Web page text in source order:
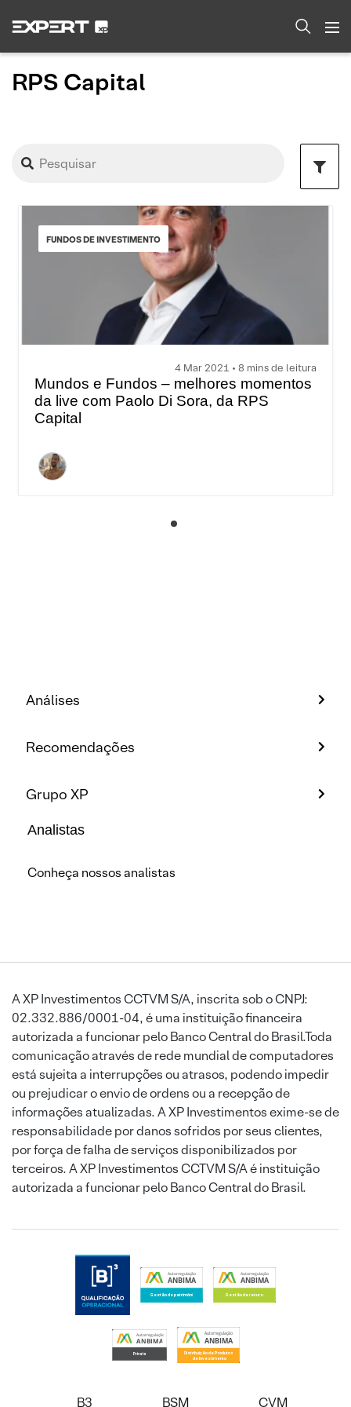
RPS Capital
FUNDOS DE INVESTIMENTO
4 Mar 2021 • 8 mins de leitura
Mundos e Fundos – melhores momentos
da live com Paolo Di Sora, da RPS
Capital
Análises
Recomendações
Grupo XP
Analistas
Conheça nossos analistas
A XP Investimentos CCTVM S/A, inscrita sob o CNPJ:
02.332.886/0001-04, é uma instituição financeira
autorizada a funcionar pelo Banco Central do Brasil.Toda
comunicação através de rede mundial de computadores
está sujeita a interrupções ou atrasos, podendo impedir
ou prejudicar o envio de ordens ou a recepção de
informações atualizadas. A XP Investimentos exime-se de
responsabilidade por danos sofridos por seus clientes,
por força de falha de serviços disponibilizados por
terceiros. A XP Investimentos CCTVM S/A é instituição
autorizada a funcionar pelo Banco Central do Brasil.
B3 BSM CVM